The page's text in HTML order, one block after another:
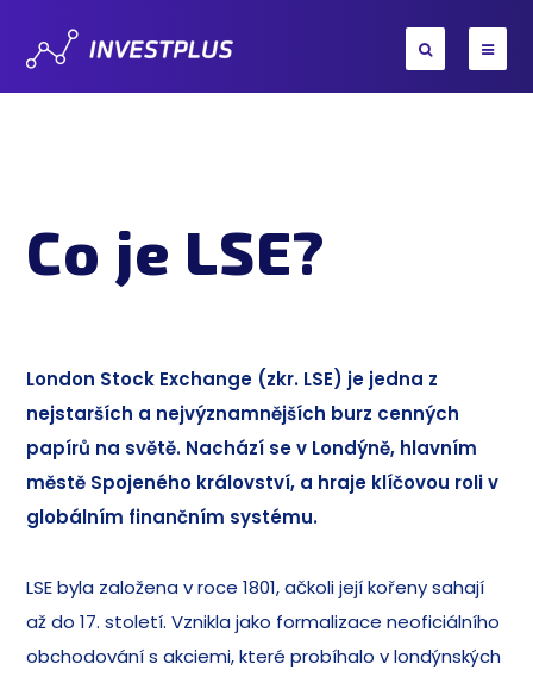
Co je LSE?
London Stock Exchange (zkr. LSE) je jedna z
nejstarších a nejvýznamnějších burz cenných
papírů na světě. Nachází se v Londýně, hlavním
městě Spojeného království, a hraje klíčovou roli v
globálním finančním systému.
LSE byla založena v roce 1801, ačkoli její kořeny sahají
až do 17. století. Vznikla jako formalizace neoficiálního
obchodování s akciemi, které probíhalo v londýnských